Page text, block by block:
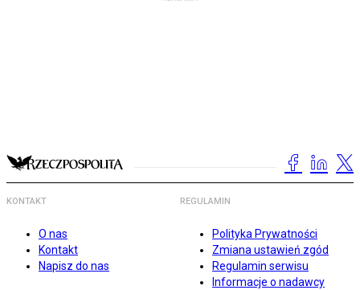
KONTAKT
O nas
Kontakt
Napisz do nas
REGULAMIN
Polityka Prywatności
Zmiana ustawień zgód
Regulamin serwisu
Informacje o nadawcy